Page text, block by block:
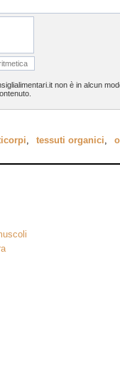
non è in alcun
, tessuti organici,